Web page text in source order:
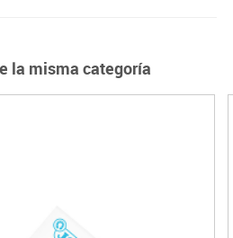
la misma categoría